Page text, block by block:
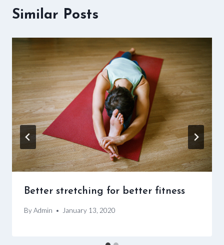
Similar Posts
Better stretching for better fitness
ByAdmin January 13, 2020